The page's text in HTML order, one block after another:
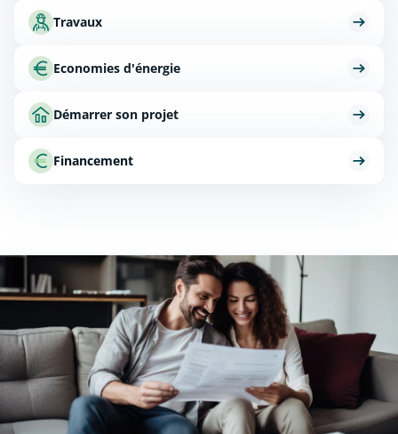
Travaux
Economies d'énergie
Démarrer son projet
Financement